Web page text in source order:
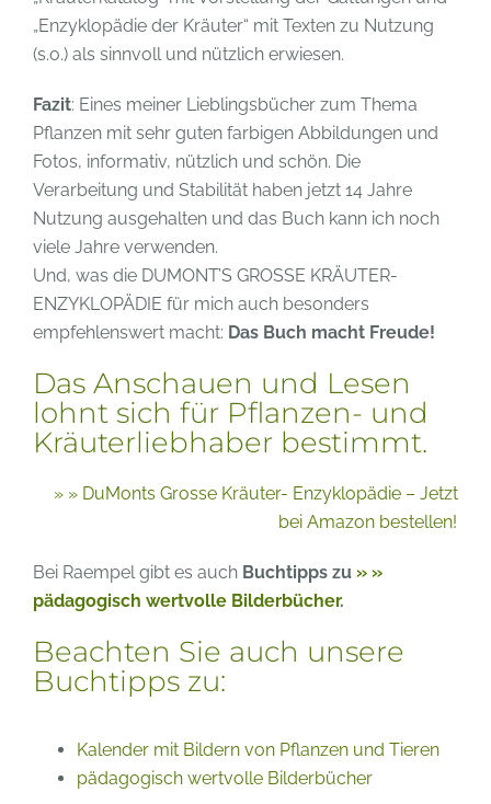
„Enzyklopädie der Kräuter“ mit Texten zu Nutzung
(s.o.) als sinnvoll und nützlich erwiesen.
Fazit: Eines meiner Lieblingsbücher zum Thema
Pflanzen mit sehr guten farbigen Abbildungen und
Fotos, informativ, nützlich und schön. Die
Verarbeitung und Stabilität haben jetzt 14 Jahre
Nutzung ausgehalten und das Buch kann ich noch
viele Jahre verwenden.
Und, was die DUMONT’S GROSSE KRÄUTER-
ENZYKLOPÄDIE für mich auch besonders
empfehlenswert macht: Das Buch macht Freude!
Das Anschauen und Lesen
lohnt sich für Pflanzen- und
Kräuterliebhaber bestimmt.
» » DuMonts Grosse Kräuter- Enzyklopädie – Jetzt
bei Amazon bestellen!
Bei Raempel gibt es auch Buchtipps zu » »
pädagogisch wertvolle Bilderbücher.
Beachten Sie auch unsere
Buchtipps zu:
Kalender mit Bildern von Pflanzen und Tieren
pädagogisch wertvolle Bilderbücher